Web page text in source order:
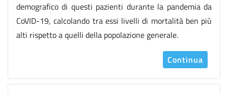
demografico di questi pazienti durante la pandemia da
CoVID-19, calcolando tra essi livelli di mortalità ben più
alti rispetto a quelli della popolazione generale.
Continua